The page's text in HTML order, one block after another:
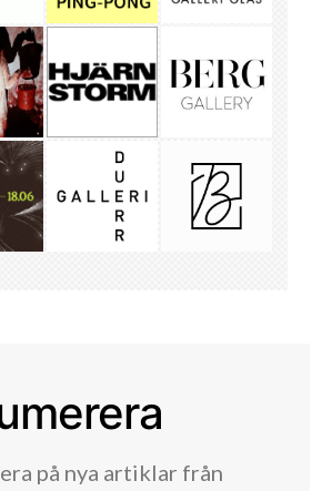
på nya artiklar från